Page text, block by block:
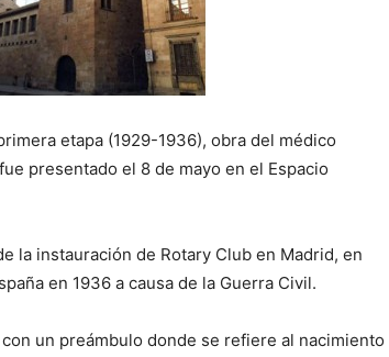
etapa (1929-1936), obra del médico
presentado el 8 de mayo en el Espacio
la instauración de Rotary Club en Madrid, en
en 1936 a causa de la Guerra Civil.
un preámbulo donde se refiere al nacimiento